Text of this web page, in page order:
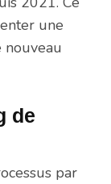
une
nouveau
de
par